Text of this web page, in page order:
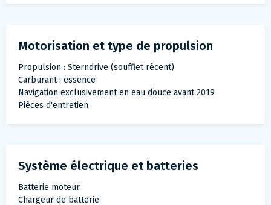
Motorisation et type de propulsion
Propulsion : Sterndrive (soufflet récent)
Carburant : essence
Navigation exclusivement en eau douce avant 2019
Pièces d'entretien
Système électrique et batteries
Batterie moteur
Chargeur de batterie